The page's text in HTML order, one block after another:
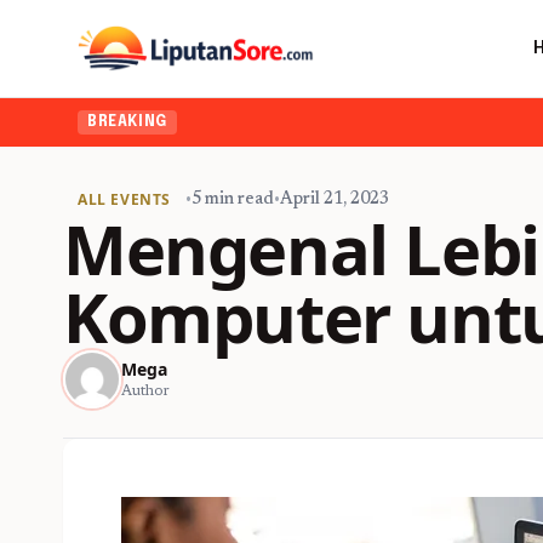
BREAKING
ALL EVENTS •5 min read•April 21, 2023
Mengenal
Komputer
Mega
Author